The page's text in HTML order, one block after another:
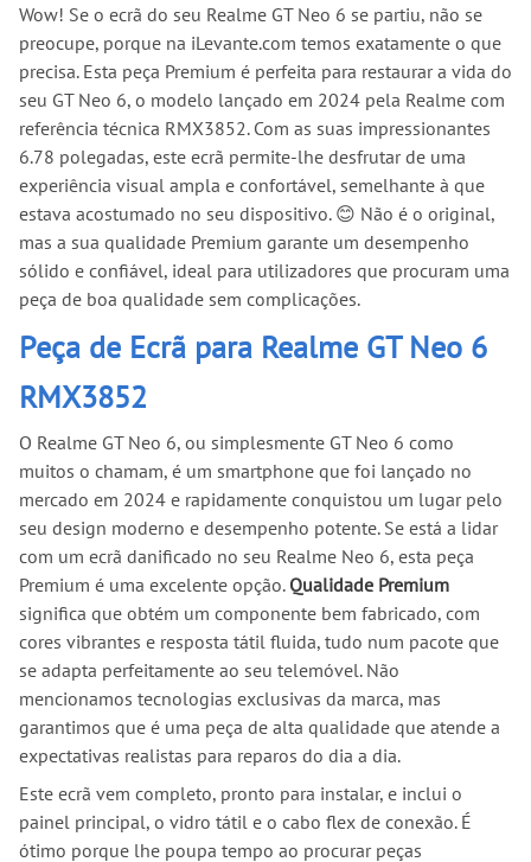
Wow! Se o ecrã do seu Realme GT Neo 6 se partiu, não se
preocupe, porque na iLevante.com temos exatamente o que
precisa. Esta peça Premium é perfeita para restaurar a vida do
seu GT Neo 6, o modelo lançado em 2024 pela Realme com
referência técnica RMX3852. Com as suas impressionantes
6.78 polegadas, este ecrã permite-lhe desfrutar de uma
experiência visual ampla e confortável, semelhante à que
estava acostumado no seu dispositivo. 😊 Não é o original,
mas a sua qualidade Premium garante um desempenho
sólido e confiável, ideal para utilizadores que procuram uma
peça de boa qualidade sem complicações.
Peça de Ecrã para Realme GT Neo 6
RMX3852
O Realme GT Neo 6, ou simplesmente GT Neo 6 como
muitos o chamam, é um smartphone que foi lançado no
mercado em 2024 e rapidamente conquistou um lugar pelo
seu design moderno e desempenho potente. Se está a lidar
com um ecrã danificado no seu Realme Neo 6, esta peça
Premium é uma excelente opção. Qualidade Premium
significa que obtém um componente bem fabricado, com
cores vibrantes e resposta tátil fluida, tudo num pacote que
se adapta perfeitamente ao seu telemóvel. Não
mencionamos tecnologias exclusivas da marca, mas
garantimos que é uma peça de alta qualidade que atende a
expectativas realistas para reparos do dia a dia.
Este ecrã vem completo, pronto para instalar, e inclui o
painel principal, o vidro tátil e o cabo flex de conexão. É
ótimo porque lhe poupa tempo ao procurar peças